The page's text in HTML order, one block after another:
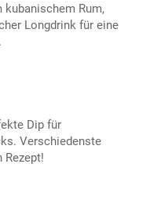
Rum,
Longdrink für eine
Dip für
Verschiedenste